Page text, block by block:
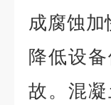
成腐蚀
降低设
故。混